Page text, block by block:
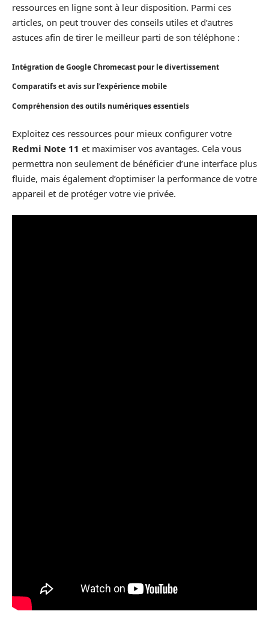
ressources en ligne sont à leur disposition. Parmi ces
articles, on peut trouver des conseils utiles et d’autres
astuces afin de tirer le meilleur parti de son téléphone :
Intégration de Google Chromecast pour le divertissement
Comparatifs et avis sur l’expérience mobile
Compréhension des outils numériques essentiels
Exploitez ces ressources pour mieux configurer votre
Redmi Note 11 et maximiser vos avantages. Cela vous
permettra non seulement de bénéficier d’une interface plus
fluide, mais également d’optimiser la performance de votre
appareil et de protéger votre vie privée.